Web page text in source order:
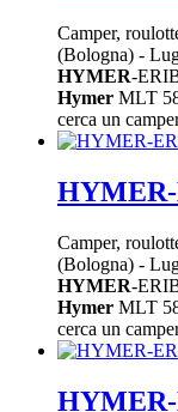
Camper,
(Bologna) -
HYMER-
Hymer MLT
cerca un
Camper,
(Bologna) -
HYMER-
Hymer MLT
cerca un